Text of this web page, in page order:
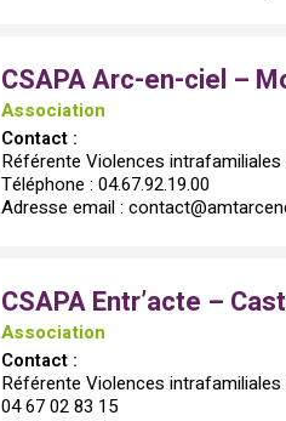
CSAPA Arc-en-ciel –
Association
Contact :
Référente Violences
Téléphone : 04.67.92.19.00
Adresse email :
CSAPA Entr’acte –
Association
Contact :
Référente Violences
04 67 02 83 15